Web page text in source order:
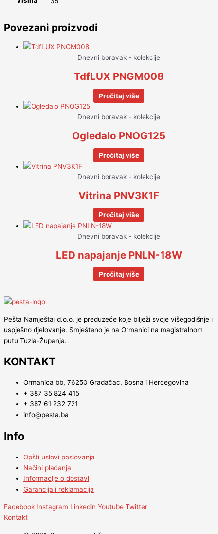
Povezani proizvodi
Dnevni boravak - kolekcije
TdfLUX PNGM008
Pročitaj više
Dnevni boravak - kolekcije
Ogledalo PNOG125
Pročitaj više
Dnevni boravak - kolekcije
Vitrina PNV3K1F
Pročitaj više
Dnevni boravak - kolekcije
LED napajanje PNLN-18W
Pročitaj više
Pešta Namještaj d.o.o. je preduzeće koje bilježi svoje višegodišnje i
uspješno djelovanje. Smješteno je na Ormanici na magistralnom
putu Tuzla-Županja.
KONTAKT
Ormanica bb, 76250 Gradačac, Bosna i Hercegovina
+ 387 35 824 415
+ 387 61 232 721
info@pesta.ba
Info
Opšti uslovi poslovanja
Načini plaćanja
Informacije o dostavi
Garancija i reklamacija
Facebook Instagram Linkedin Youtube Twitter
Kontakt